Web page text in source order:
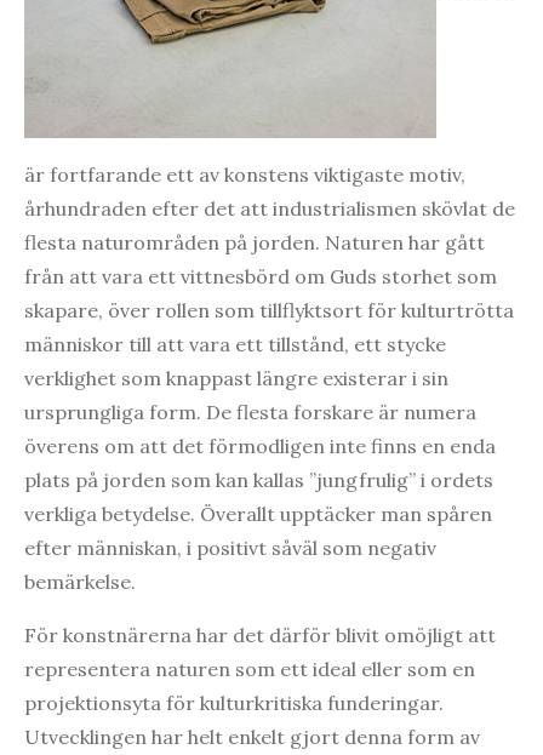
är fortfarande ett av konstens viktigaste motiv,
århundraden efter det att industrialismen skövlat de
flesta naturområden på jorden. Naturen har gått
från att vara ett vittnesbörd om Guds storhet som
skapare, över rollen som tillflyktsort för kulturtrötta
människor till att vara ett tillstånd, ett stycke
verklighet som knappast längre existerar i sin
ursprungliga form. De flesta forskare är numera
överens om att det förmodligen inte finns en enda
plats på jorden som kan kallas ”jungfrulig” i ordets
verkliga betydelse. Överallt upptäcker man spåren
efter människan, i positivt såväl som negativ
bemärkelse.
För konstnärerna har det därför blivit omöjligt att
representera naturen som ett ideal eller som en
projektionsyta för kulturkritiska funderingar.
Utvecklingen har helt enkelt gjort denna form av